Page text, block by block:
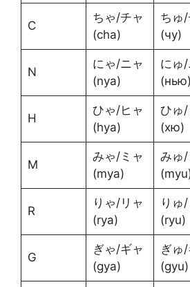
C
ちゃ/チャ
(cha)
ちゅ/
(чу)
N
にゃ/ニャ
(nya)
にゅ/
(нью)
H
ひゃ/ヒャ
(hya)
ひゅ/
(хю)
M
みゃ/ミャ
(mya)
みゅ/
R
りゃ/リャ
(rya)
りゅ/
(ryu)
G
ぎゃ/ギャ
(gya)
ぎゅ/
(gyu)